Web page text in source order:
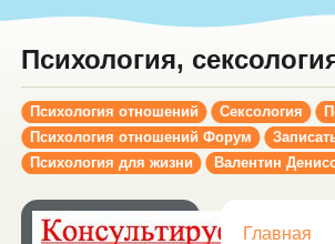
Психология,
Психология отношений Сексология
Психология отношений Форум
Психология для жизни
Валентин
Главная